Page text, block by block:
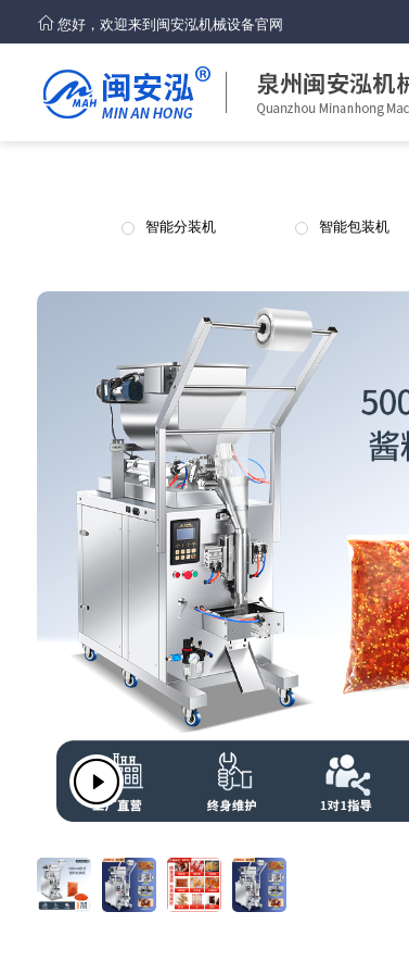
您好，欢迎来到闽安泓机械设备官网
智能分装机 智能包装机